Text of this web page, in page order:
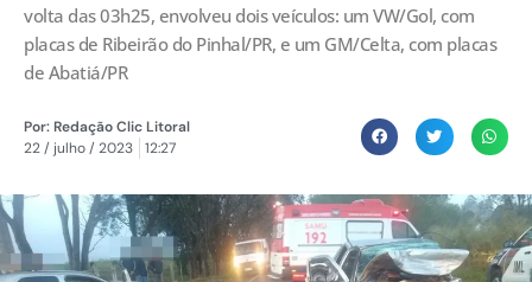
volta das 03h25, envolveu dois veículos: um VW/Gol, com
placas de Ribeirão do Pinhal/PR, e um GM/Celta, com placas
de Abatiá/PR
Por:Redação Clic Litoral
22 / julho / 2023
12:27